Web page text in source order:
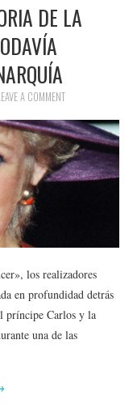
DE LA
A COMMENT
los realizadores
en profundidad detrás
príncipe Carlos y la
una de las